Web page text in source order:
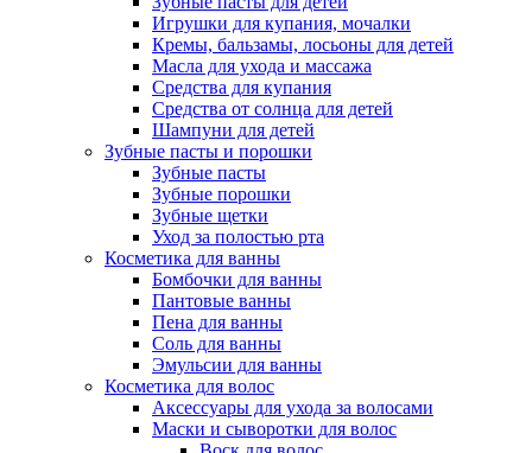
Игрушки для купания, мочалки
Кремы, бальзамы, лосьоны для детей
Масла для ухода и массажа
Средства для купания
Средства от солнца для детей
Шампуни для детей
Зубные пасты и порошки
Зубные пасты
Зубные порошки
Зубные щетки
Уход за полостью рта
Косметика для ванны
Бомбочки для ванны
Пантовые ванны
Пена для ванны
Соль для ванны
Эмульсии для ванны
Косметика для волос
Аксессуары для ухода за волосами
Маски и сыворотки для волос